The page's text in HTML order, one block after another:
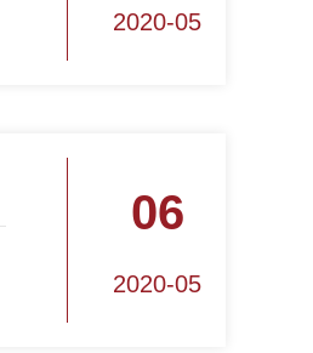
2020-05
06
2020-05